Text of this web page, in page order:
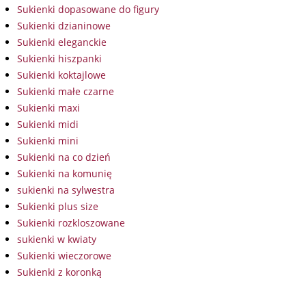
Sukienki dopasowane do figury
Sukienki dzianinowe
Sukienki eleganckie
Sukienki hiszpanki
Sukienki koktajlowe
Sukienki małe czarne
Sukienki maxi
Sukienki midi
Sukienki mini
Sukienki na co dzień
Sukienki na komunię
sukienki na sylwestra
Sukienki plus size
Sukienki rozkloszowane
sukienki w kwiaty
Sukienki wieczorowe
Sukienki z koronką